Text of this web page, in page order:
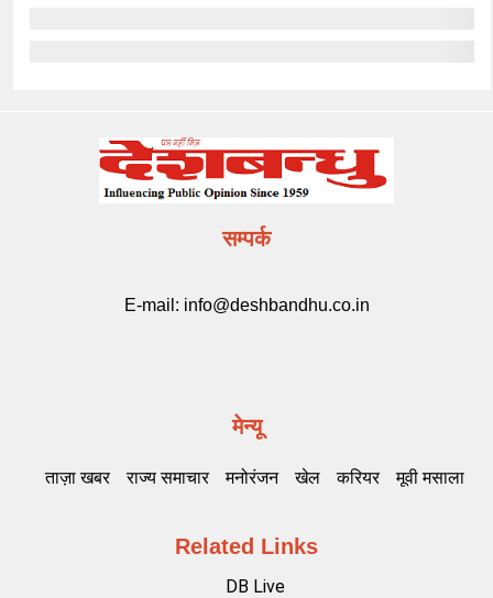
सम्पर्क
E-mail: info@deshbandhu.co.in
मेन्यू
ताज़ा खबर राज्य समाचार मनोरंजन खेल करियर मूवी मसाला
Related Links
DB Live